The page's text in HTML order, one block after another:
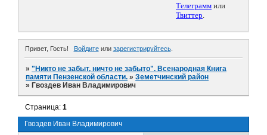
Телеграмм или
Твиттер.
Привет, Гость! Войдитеили зарегистрируйтесь.
»"Никто не забыт, ничто не забыто". Всенародная Книга
памяти Пензенской области. »Земетчинский район
» Гвоздев Иван Владимирович
Гвоздев Иван Владимирович
Страница:1